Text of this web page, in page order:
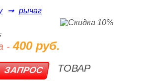
➞ рычаг
-400 руб.
ТОВАР